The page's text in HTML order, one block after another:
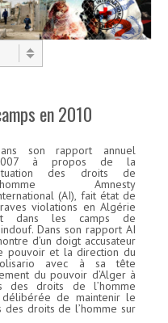
en 2010
son rapport annuel
à propos de la
des droits de
Amnesty
(AI), fait état de
violations en Algérie
dans les camps de
Dans son rapport AI
d’un doigt accusateur
pouvoir et la direction du
avec à sa tête
du pouvoir d’Alger à
des droits de l’homme
de maintenir le
droits de l’homme sur